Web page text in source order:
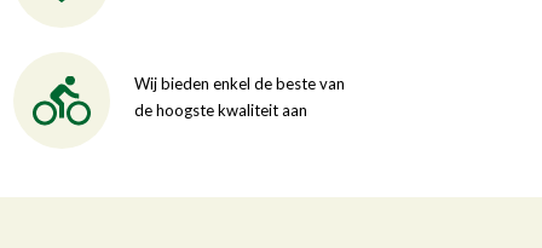
Wij bieden enkel de beste van
de hoogste kwaliteit aan